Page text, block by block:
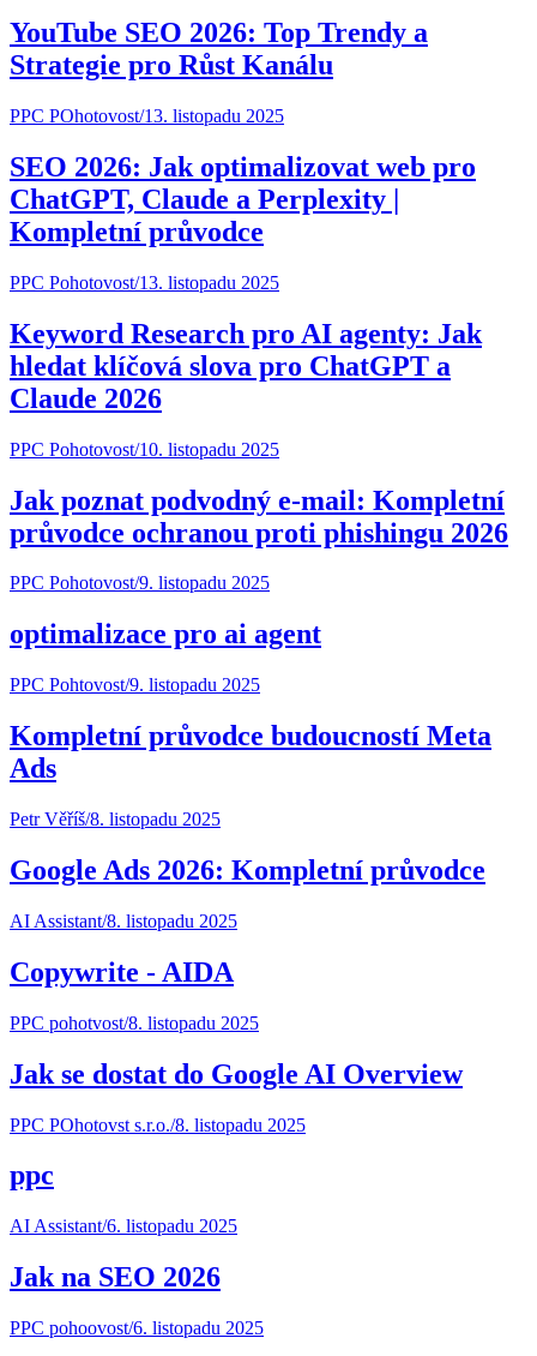
YouTube SEO 2026: Top Trendy a
Strategie pro Růst Kanálu
PPC POhotovost/13. listopadu 2025
SEO 2026: Jak optimalizovat web pro
ChatGPT, Claude a Perplexity |
Kompletní průvodce
PPC Pohotovost/13. listopadu 2025
Keyword Research pro AI agenty: Jak
hledat klíčová slova pro ChatGPT a
Claude 2026
PPC Pohotovost/10. listopadu 2025
Jak poznat podvodný e-mail: Kompletní
průvodce ochranou proti phishingu 2026
PPC Pohotovost/9. listopadu 2025
optimalizace pro ai agent
PPC Pohtovost/9. listopadu 2025
Kompletní průvodce budoucností Meta
Ads
Petr Věříš/8. listopadu 2025
Google Ads 2026: Kompletní průvodce
AI Assistant/8. listopadu 2025
Copywrite - AIDA
PPC pohotvost/8. listopadu 2025
Jak se dostat do Google AI Overview
PPC POhotovst s.r.o./8. listopadu 2025
ppc
AI Assistant/6. listopadu 2025
Jak na SEO 2026
PPC pohoovost/6. listopadu 2025